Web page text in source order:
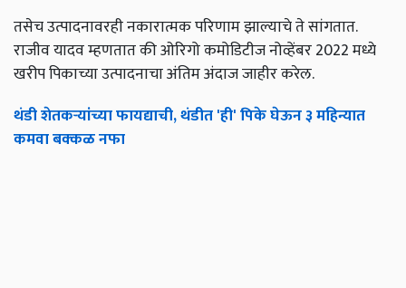
तसेच उत्पादनावरही नकारात्मक परिणाम झाल्याचे ते सांगतात.
राजीव यादव म्हणतात की ओरिगो कमोडिटीज नोव्हेंबर 2022 मध्ये
खरीप पिकाच्या उत्पादनाचा अंतिम अंदाज जाहीर करेल.
थंडी शेतकऱ्यांच्या फायद्याची, थंडीत 'ही' पिके घेऊन ३ महिन्यात
कमवा बक्कळ नफा